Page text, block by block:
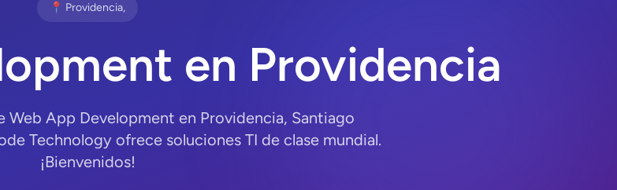
📍 Providencia,
en Providencia
Web App Development en Providencia, Santiago
Technology ofrece soluciones TI de clase mundial.
¡Bienvenidos!